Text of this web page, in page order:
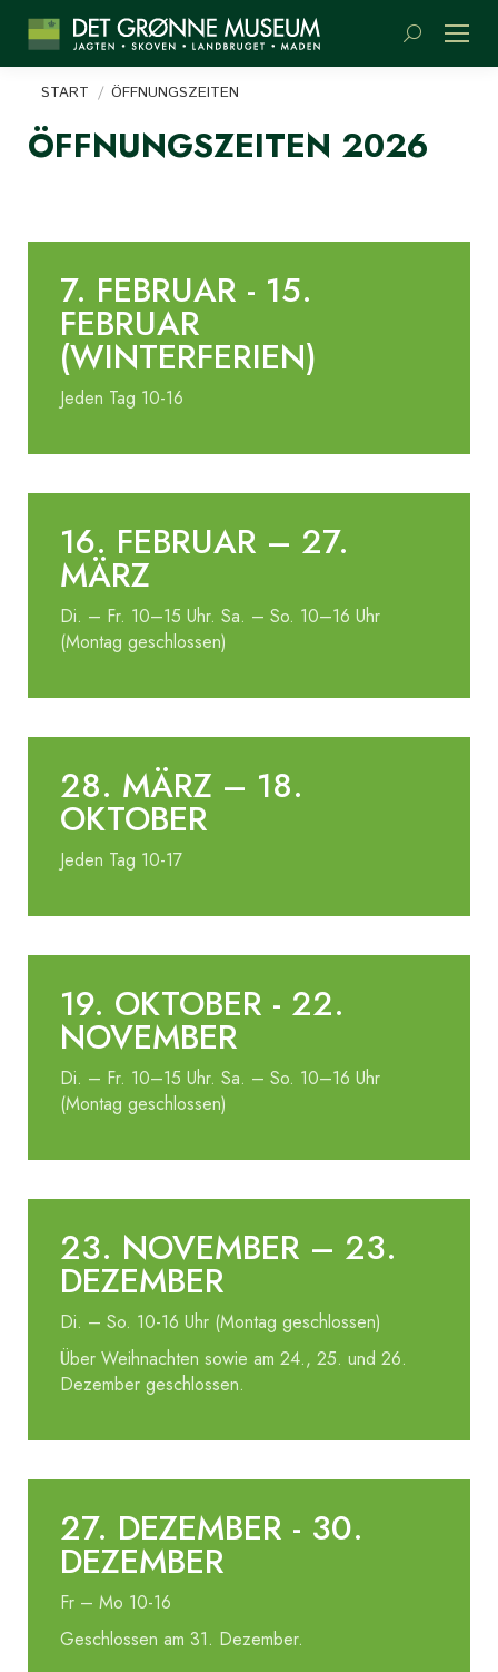
Suchen:
Sie befinden sich hier:
START ÖFFNUNGSZEITEN
ÖFFNUNGSZEITEN 2026
7. FEBRUAR - 15.
FEBRUAR
(WINTERFERIEN)
Jeden Tag 10-16
16. FEBRUAR – 27.
MÄRZ
Di. – Fr. 10–15 Uhr. Sa. – So. 10–16 Uhr
(Montag geschlossen)
28. MÄRZ – 18.
OKTOBER
Jeden Tag 10-17
19. OKTOBER - 22.
NOVEMBER
Di. – Fr. 10–15 Uhr. Sa. – So. 10–16 Uhr
(Montag geschlossen)
23. NOVEMBER – 23.
DEZEMBER
Di. – So. 10-16 Uhr (Montag geschlossen)
Über Weihnachten sowie am 24., 25. und 26.
Dezember geschlossen.
27. DEZEMBER - 30.
DEZEMBER
Fr – Mo 10-16
Geschlossen am 31. Dezember.